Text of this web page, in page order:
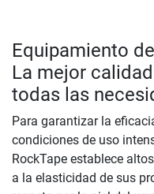
Equipamiento
La mejor
todas las
Para garantizar la
condiciones de uso
RockTape establece
a la elasticidad de sus